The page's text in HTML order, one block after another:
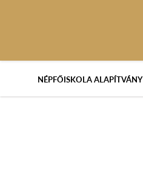
NÉPFŐISKOLA ALAPÍTVÁNY